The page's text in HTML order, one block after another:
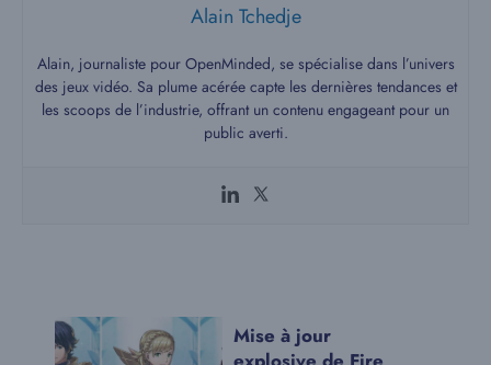
Alain Tchedje
Alain, journaliste pour OpenMinded, se spécialise dans l’univers
des jeux vidéo. Sa plume acérée capte les dernières tendances et
les scoops de l’industrie, offrant un contenu engageant pour un
public averti.
Mise à jour